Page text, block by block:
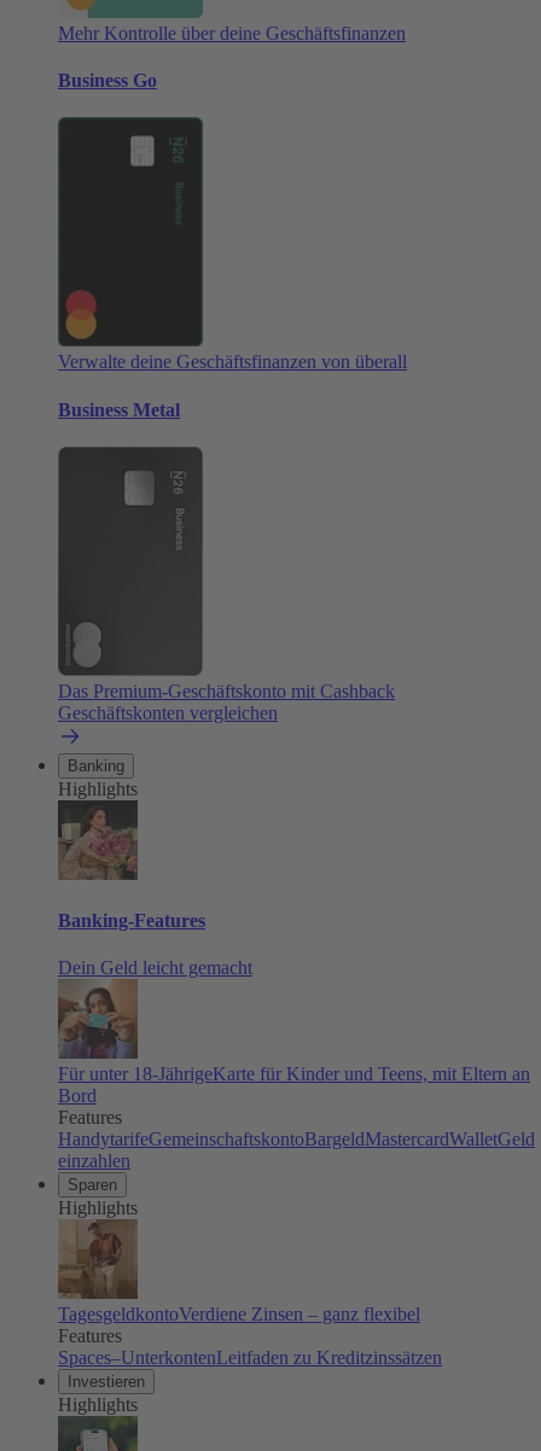
Mehr Kontrolle über deine Geschäftsfinanzen
Business Go
Verwalte deine Geschäftsfinanzen von überall
Business Metal
Das Premium-Geschäftskonto mit Cashback
Geschäftskonten vergleichen
Banking
Highlights
Banking-Features
Dein Geld leicht gemacht
Für unter 18-JährigeKarte für Kinder und Teens, mit Eltern an
Bord
Features
HandytarifeGemeinschaftskontoBargeldMastercardWalletGeld
einzahlen
Sparen
Highlights
TagesgeldkontoVerdiene Zinsen – ganz flexibel
Features
Spaces–UnterkontenLeitfaden zu Kreditzinssätzen
Investieren
Highlights